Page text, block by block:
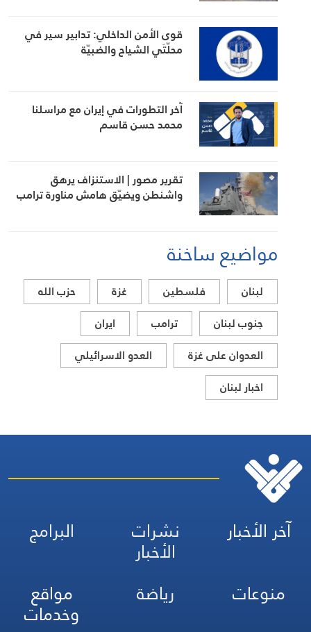
قوى الأمن الداخلي: تدابير سير في
محلّتَي الشياح والضبيّة
آخر التطورات في إيران مع مراسلنا
محمد حسن قاسم
تقرير مصور | الاستنزاف يرهق
واشنطن ويضيّق هامش مناورة ترامب
مواضيع ساخنة
لبنان فلسطين غزة
حزب الله
جنوب لبنان
ترامب
ايران
العدوان على غزة
العدو الاسرائيلي
اخبار لبنان
آخر الأخبار نشرات
الأخبار
البرامج
منوعات
رياضة مواقع
وخدمات